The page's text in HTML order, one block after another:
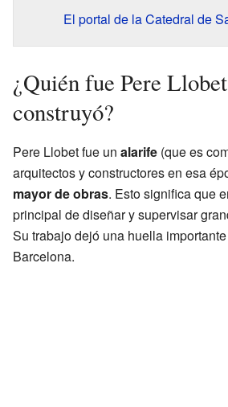
El portal de la Catedral de
¿Quién fue Pere
construyó?
Pere Llobet fue un alarife (que es
arquitectos y constructores en esa
mayor de obras. Esto significa que
principal de diseñar y supervisar
Su trabajo dejó una huella
Barcelona.